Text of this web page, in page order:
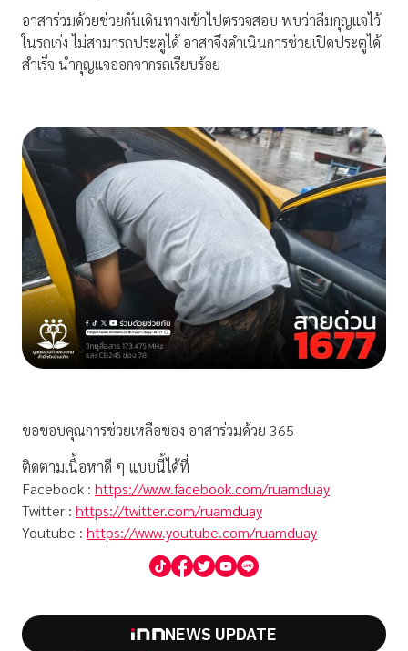
อาสาร่วมด้วยช่วยกันเดินทางเข้าไปตรวจสอบ พบว่าลืมกุญแจไว้
ในรถเก๋ง ไม่สามารถประตูได้ อาสาจึงดำเนินการช่วยเปิดประตูได้
สำเร็จ นำกุญแจออกจากรถเรียบร้อย
ขอขอบคุณการช่วยเหลือของ อาสาร่วมด้วย 365
ติดตามเนื้อหาดี ๆ แบบนี้ได้ที่
Facebook : https://www.facebook.com/ruamduay
Twitter : https://twitter.com/ruamduay
Youtube : https://www.youtube.com/ruamduay
NEWS UPDATE